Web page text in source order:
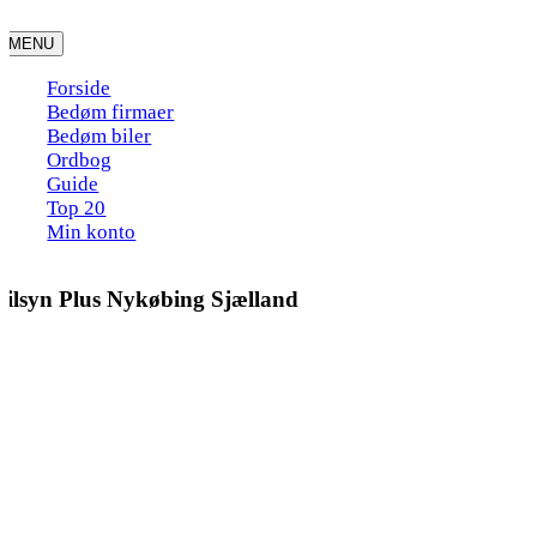
to
content
MENU
Forside
Bedøm firmaer
Bedøm biler
Ordbog
Guide
Top 20
Min konto
Plus Nykøbing Sjælland